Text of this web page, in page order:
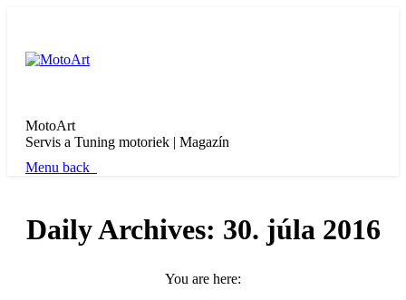
MotoArt
Servis a Tuning motoriek | Magazín
Menu back
Daily Archives: 30. júla 2016
You are here: